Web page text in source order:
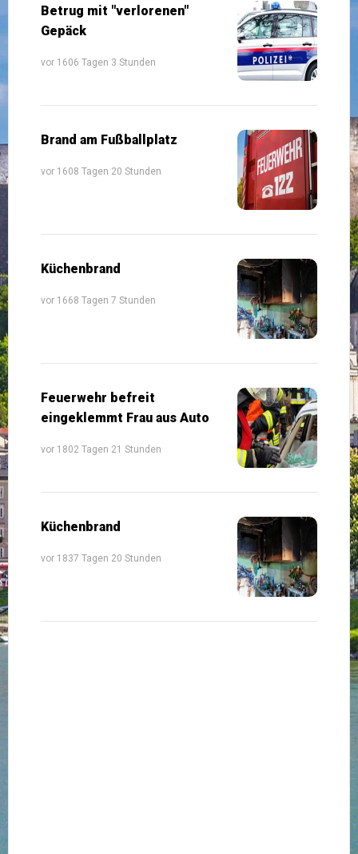
Betrug mit "verlorenen"
Gepäck
vor 1606 Tagen 3 Stunden
Brand am Fußballplatz
vor 1608 Tagen 20 Stunden
Küchenbrand
vor 1668 Tagen 7 Stunden
Feuerwehr befreit
eingeklemmt Frau aus Auto
vor 1802 Tagen 21 Stunden
Küchenbrand
vor 1837 Tagen 20 Stunden